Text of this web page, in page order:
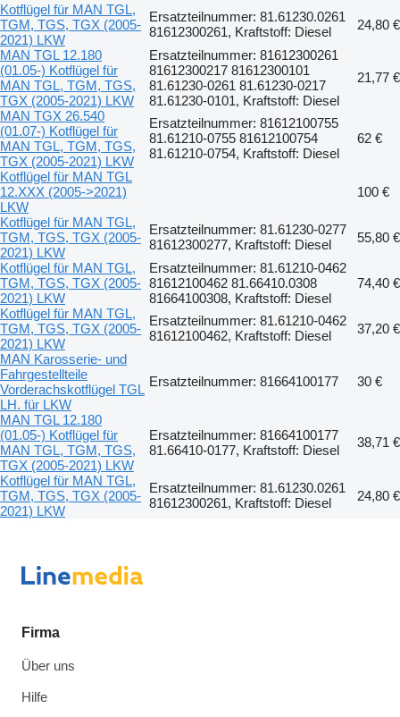
Kotflügel für MAN TGL,
TGM, TGS, TGX (2005-
2021) LKW
Ersatzteilnummer: 81.61230.0261
81612300261, Kraftstoff: Diesel
24,80 €
MAN TGL 12.180
(01.05-) Kotflügel für
MAN TGL, TGM, TGS,
TGX (2005-2021) LKW
Ersatzteilnummer: 81612300261
81612300217 81612300101
81.61230-0261 81.61230-0217
81.61230-0101, Kraftstoff: Diesel
21,77 €
MAN TGX 26.540
(01.07-) Kotflügel für
MAN TGL, TGM, TGS,
TGX (2005-2021) LKW
Ersatzteilnummer: 81612100755
81.61210-0755 81612100754
81.61210-0754, Kraftstoff: Diesel
62 €
Kotflügel für MAN TGL
12.XXX (2005->2021)
LKW
100 €
Kotflügel für MAN TGL,
TGM, TGS, TGX (2005-
2021) LKW
Ersatzteilnummer: 81.61230-0277
81612300277, Kraftstoff: Diesel
55,80 €
Kotflügel für MAN TGL,
TGM, TGS, TGX (2005-
2021) LKW
Ersatzteilnummer: 81.61210-0462
81612100462 81.66410.0308
81664100308, Kraftstoff: Diesel
74,40 €
Kotflügel für MAN TGL,
TGM, TGS, TGX (2005-
2021) LKW
Ersatzteilnummer: 81.61210-0462
81612100462, Kraftstoff: Diesel
37,20 €
MAN Karosserie- und
Fahrgestellteile
Vorderachskotflügel TGL
LH. für LKW
Ersatzteilnummer: 81664100177 30 €
MAN TGL 12.180
(01.05-) Kotflügel für
MAN TGL, TGM, TGS,
TGX (2005-2021) LKW
Ersatzteilnummer: 81664100177
81.66410-0177, Kraftstoff: Diesel
38,71 €
Kotflügel für MAN TGL,
TGM, TGS, TGX (2005-
2021) LKW
Ersatzteilnummer: 81.61230.0261
81612300261, Kraftstoff: Diesel
24,80 €
Firma
Über uns
Hilfe